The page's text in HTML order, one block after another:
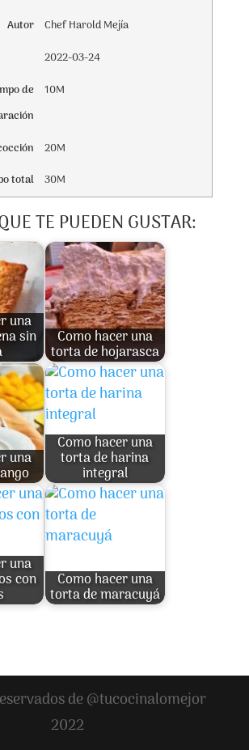
Autor
Chef Harold Mejía
2022-03-24
de
10M
20M
total
30M
TE PUEDEN GUSTAR:
una
sin Como hacer una
torta de hojarasca
una
Como hacer una
torta de harina
integral
una
con Como hacer una
torta de maracuyá
de @tucocinalomejor
2022